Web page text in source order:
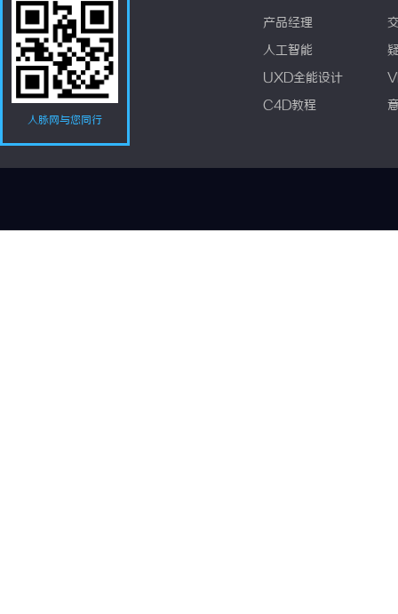
人脉网与您同行
产品经理
人工智能
UXD全能设计
C4D教程